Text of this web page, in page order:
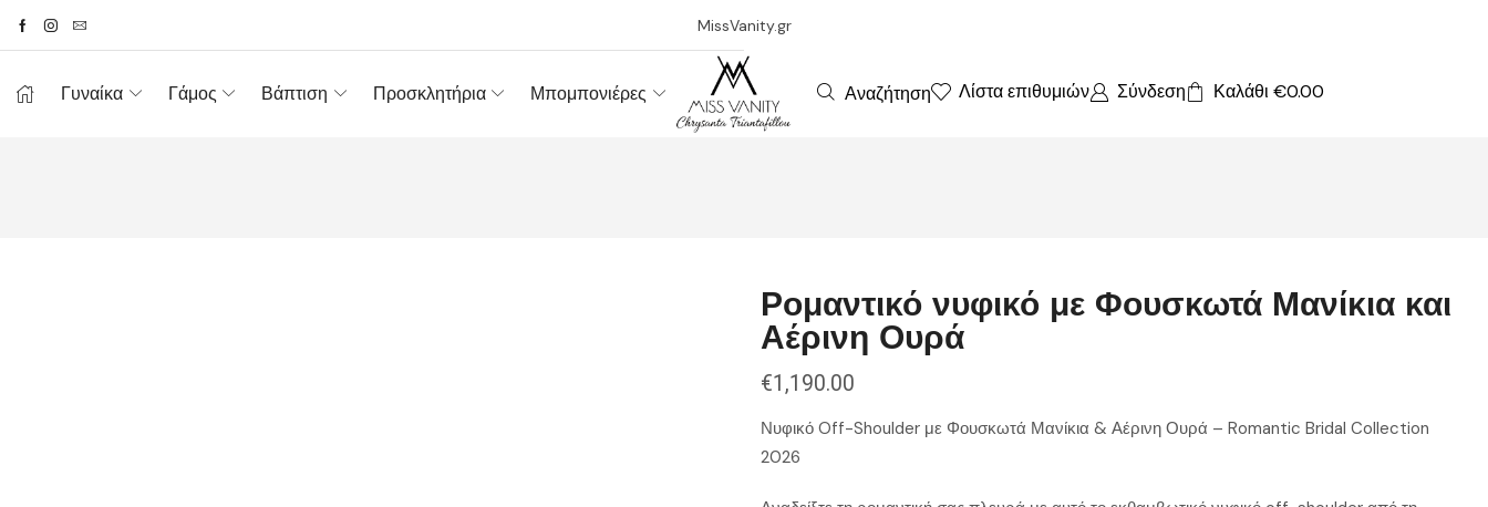
MissVanity.gr
Γυναίκα Γάμος Βάπτιση Προσκλητήρια Μπομπονιέρες Αναζήτηση Λίστα επιθυμιών Σύνδεση Καλάθι €0.00
Ρομαντικό νυφικό με Φουσκωτά Μανίκια και
Αέρινη Ουρά
€1,190.00
Νυφικό Off-Shoulder με Φουσκωτά Μανίκια & Αέρινη Ουρά – Romantic Bridal Collection
2026